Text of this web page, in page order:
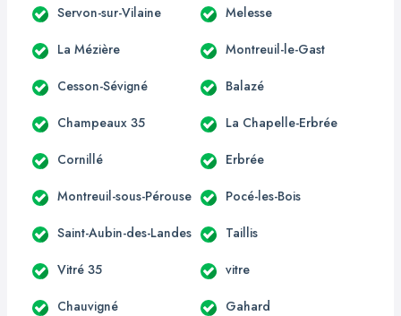
Servon-sur-Vilaine Melesse
La Mézière Montreuil-le-Gast
Cesson-Sévigné Balazé
Champeaux 35 La Chapelle-Erbrée
Cornillé Erbrée
Montreuil-sous-Pérouse Pocé-les-Bois
Saint-Aubin-des-Landes Taillis
Vitré 35 vitre
Chauvigné Gahard